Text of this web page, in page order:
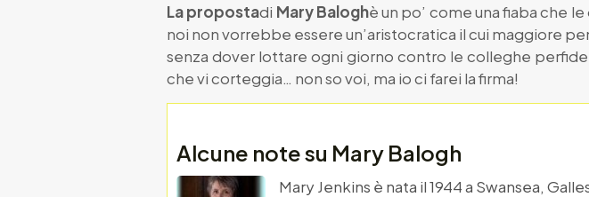
La propostadi Mary Baloghè un po’ come una fiaba che
noi non vorrebbe essere un’aristocratica il cui maggiore
senza dover lottare ogni giorno contro le colleghe
che vi corteggia… non so voi, ma io ci farei la firma!
Alcune note su Mary Balogh
Mary Jenkins è nata il 1944 a Swansea,